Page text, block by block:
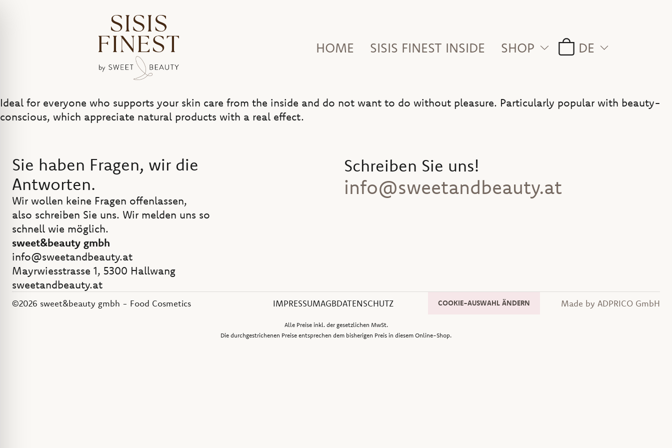
HOME SISIS FINEST INSIDE SHOP DE
Ideal for everyone who supports your skin care from the inside and do not want to do without pleasure. Particularly popular with beauty-
conscious, which appreciate natural products with a real effect.
Sie haben Fragen, wir die
Antworten.
Wir wollen keine Fragen offenlassen,
also schreiben Sie uns. Wir melden uns so
schnell wie möglich.
sweet&beauty gmbh
info@sweetandbeauty.at
Mayrwiesstrasse 1, 5300 Hallwang
sweetandbeauty.at
Schreiben Sie uns!
info@sweetandbeauty.at
©2026 sweet&beauty gmbh - Food Cosmetics IMPRESSUMAGBDATENSCHUTZ COOKIE-AUSWAHL ÄNDERN Made by ADPRICO GmbH
Alle Preise inkl. der gesetzlichen MwSt.
Die durchgestrichenen Preise entsprechen dem bisherigen Preis in diesem Online-Shop.